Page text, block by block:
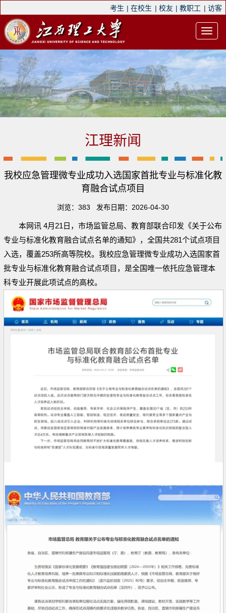
考生 | 在校生 | 校友 | 教职工 | 访客
江理新闻
我校应急管理微专业成功入选国家首批专业与标准化教
育融合试点项目
浏览： 383 发布日期：2026-04-30
本网讯 4月21日，市场监管总局、教育部联合印发《关于公布
专业与标准化教育融合试点名单的通知》，全国共281个试点项目
入选，覆盖253所高等院校。我校应急管理微专业成功入选国家首
批专业与标准化教育融合试点项目，是全国唯一依托应急管理本
科专业开展此项试点的高校。